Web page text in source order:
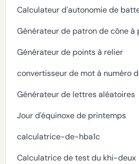
Calculateur d'autonomie de
Générateur de patron de cône à
Générateur de points à relier
convertisseur de mot à numéro
Générateur de lettres aléatoires
Jour d'équinoxe de printemps
calculatrice-de-hba1c
Calculatrice de test du khi-deux